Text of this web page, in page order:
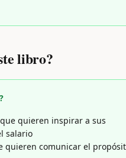
libro?
quieren inspirar a sus
salario
quieren comunicar el